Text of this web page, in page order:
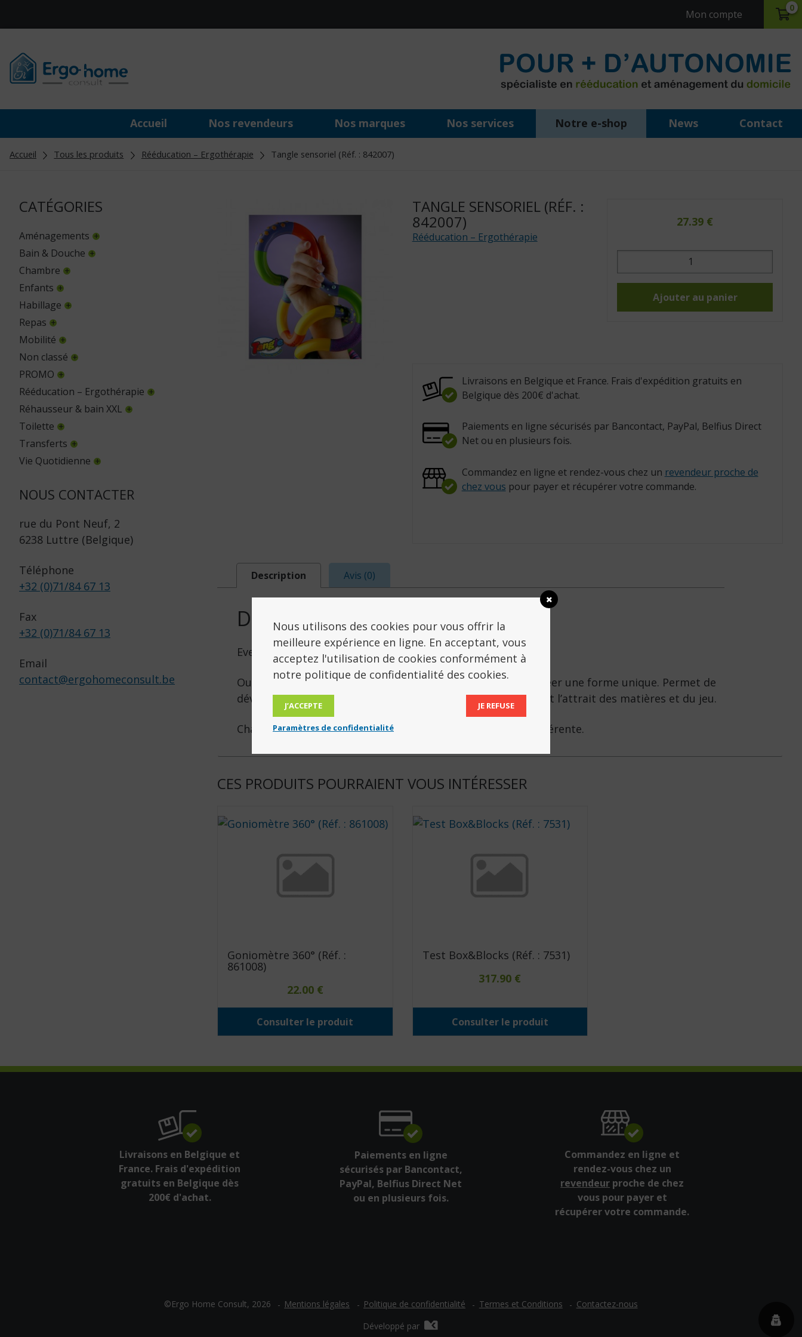
Mon compte
0
Accueil Nos revendeurs Nos marques Nos services Notre e-shop News Contact
Accueil Tous les produits Rééducation – Ergothérapie Tangle sensoriel (Réf. : 842007)
CATÉGORIES
Aménagements
Bain & Douche
Chambre
Enfants
Habillage
Repas
Mobilité
Non classé
PROMO
Rééducation – Ergothérapie
Réhausseur & bain XXL
Toilette
Transferts
Vie Quotidienne
NOUS CONTACTER
rue du Pont Neuf, 2
6238 Luttre (Belgique)
Téléphone
+32 (0)71/84 67 13
Fax
+32 (0)71/84 67 13
Email
contact@ergohomeconsult.be
TANGLE SENSORIEL (RÉF. :
842007)
Rééducation – Ergothérapie
27.39 €
quantité
(Réf.
Ajouter au panier
Livraisons en Belgique et France. Frais d'expédition gratuits en
Belgique dès 200€ d'achat.
Paiements en ligne sécurisés par Bancontact, PayPal, Belfius Direct
Net ou en plusieurs fois.
Commandez en ligne et rendez-vous chez un revendeur proche de
chez vous pour payer et récupérer votre commande.
Description Avis (0)
DESCRIPTION
Eveil sensoriel – Tangle sensoriel.
Outil composé de multitudes de sections à tordre afin de créer une forme unique. Permet de
développer la dextérité manuelle, la concentration et surtout l’attrait des matières et du jeu.
Chaque section du Tangle présente une texture en relief différente.
CES PRODUITS POURRAIENT VOUS INTÉRESSER
Goniomètre 360° (Réf. :
861008)
22.00 €
Consulter le produit
Test Box&Blocks (Réf. : 7531)
317.90 €
Consulter le produit
Livraisons en Belgique et
France. Frais d'expédition
gratuits en Belgique dès
200€ d'achat.
Paiements en ligne
sécurisés par Bancontact,
PayPal, Belfius Direct Net
ou en plusieurs fois.
Commandez en ligne et
rendez-vous chez un
revendeur proche de chez
vous pour payer et
récupérer votre commande.
©Ergo Home Consult, 2026 Mentions légales Politique de confidentialité Termes et Conditions
Contactez-nous
Développé par
Nous utilisons des cookies pour vous offrir la
meilleure expérience en ligne. En acceptant, vous
acceptez l'utilisation de cookies conformément à
notre politique de confidentialité des cookies.
J’ACCEPTE JE REFUSE
Paramètres de confidentialité